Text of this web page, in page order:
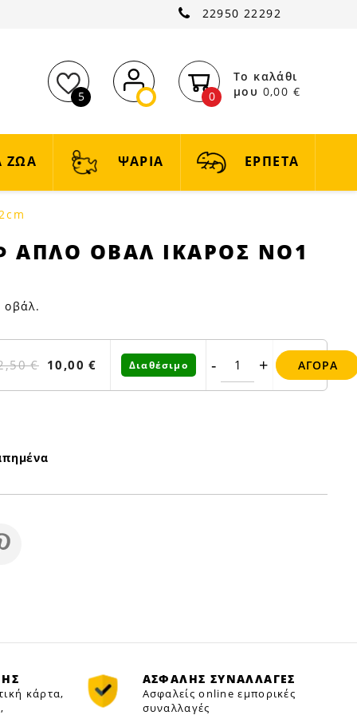
22950 22292
5 0
Το καλάθι
μου 0,00 €
ΖΩΑ ΨΑΡΙΑ ΕΡΠΕΤΑ
ΑΠΛΟ ΟΒΑΛ ΙΚΑΡΟΣ ΝΟ1
€ 10,00 € Διαθέσιμο - + ΑΓΟΡΆ
κάρτα,
ΑΣΦΑΛΗΣ ΣΥΝΑΛΛΑΓΕΣ
Ασφαλείς online εμπορικές
συναλλαγές